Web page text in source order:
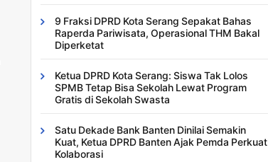
9 Fraksi DPRD Kota Serang Sepakat Bahas
Raperda Pariwisata, Operasional THM Bakal
Diperketat
Ketua DPRD Kota Serang: Siswa Tak Lolos
SPMB Tetap Bisa Sekolah Lewat Program
Gratis di Sekolah Swasta
Satu Dekade Bank Banten Dinilai Semakin
Kuat, Ketua DPRD Banten Ajak Pemda Perkuat
Kolaborasi